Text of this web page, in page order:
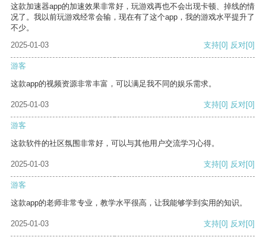
这款加速器app的加速效果非常好，玩游戏再也不会出现卡顿、掉线的情
况了。我以前玩游戏经常会输，现在有了这个app，我的游戏水平提升了
不少。
2025-01-03
支持[0] 反对[0]
游客
这款app的视频资源非常丰富，可以满足我不同的娱乐需求。
2025-01-03 支持[0] 反对[0]
游客
这款软件的社区氛围非常好，可以与其他用户交流学习心得。
2025-01-03 支持[0] 反对[0]
游客
这款app的老师非常专业，教学水平很高，让我能够学到实用的知识。
2025-01-03 支持[0] 反对[0]